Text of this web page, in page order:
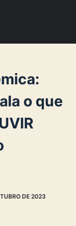
o que
DE 2023